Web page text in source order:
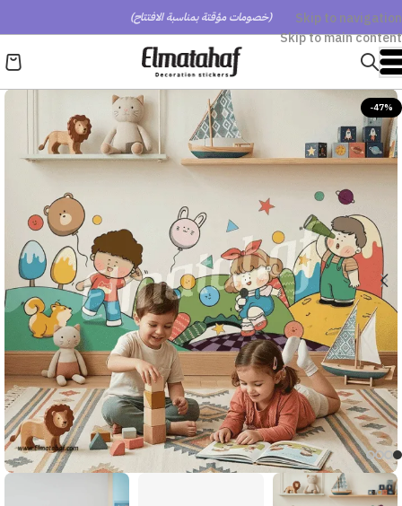
Skip to navigation
Skip to main content
(خصومات مؤقتة بمناسبة الافتتاح)
-47%